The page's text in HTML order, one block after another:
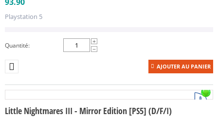
Playstation 5
Quantité:
+
−
AJOUTER AU PANIER
Little Nightmares III - Mirror Edition [PS5] (D/F/I)